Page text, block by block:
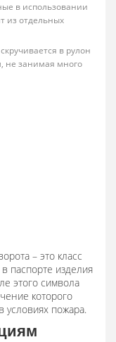
в использовании
из отдельных
в рулон
не занимая много
– это класс
в паспорте изделия
этого символа
которого
условиях пожара.